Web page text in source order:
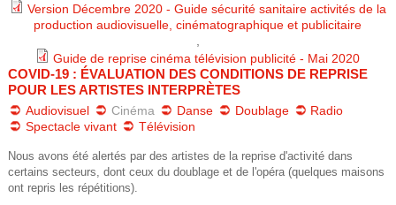
u
i
e
Version Décembre 2020 - Guide sécurité sanitaire activités de la
production audiovisuelle, cinématographique et publicitaire
g
u
i
d
Guide de reprise cinéma télévision publicité - Mai 2020
COVID-19 : ÉVALUATION DES CONDITIONS DE REPRISE
POUR LES ARTISTES INTERPRÈTES
Audiovisuel Cinéma Danse Doublage
Radio
Spectacle vivant
Télévision
Nous avons été alertés par des artistes de la reprise d'activité dans
certains secteurs, dont ceux du doublage et de l'opéra (quelques maisons
ont repris les répétitions).